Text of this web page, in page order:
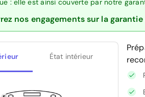
: elle est ainsi couverte par notre
nos engagements sur la
État intérieur